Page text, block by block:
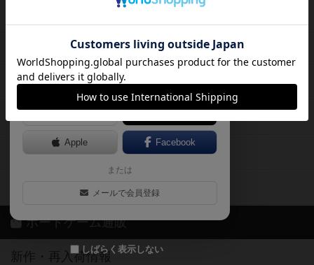
お気に入り作品・所有リストの共
有
Apple Facebook
または
メールで会員登録
しばらく表示しない
メカニクス特集
掲示板・トピックス
ボドとも・会員一覧
ボードゲーム業界コラム
ボドゲーマご利用案内
ボードゲーム通販
新作・再入荷情報